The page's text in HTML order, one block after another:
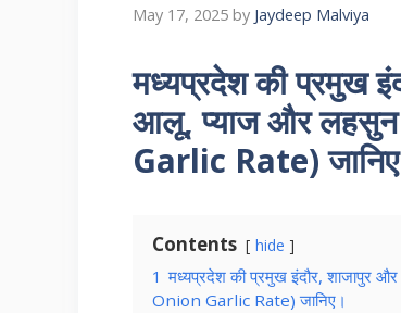
May 17, 2025 by Jaydeep Malviya
मध्यप्रदेश की प्रमुख
आलू, प्याज और
Garlic Rate)
Contents hide
1 मध्यप्रदेश की प्रमुख इंदौर, शाजापुर
Onion Garlic Rate) जानिए।